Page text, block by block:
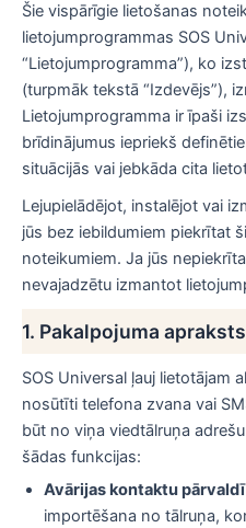
Šie vispārīgie lietošanas
lietojumprogrammas SOS
“Lietojumprogramma”), ko
(turpmāk tekstā “Izdevējs”),
Lietojumprogramma ir īpaši
brīdinājumus iepriekš
situācijās vai jebkāda cita
Lejupielādējot, instalējot vai
jūs bez iebildumiem piekrītat
noteikumiem. Ja jūs
nevajadzētu izmantot
1. Pakalpojuma apraksts
SOS Universal ļauj lietotājam
nosūtīti telefona zvana vai
būt no viņa viedtālruņa
šādas funkcijas:
Avārijas kontaktu
importēšana no tālruņa,